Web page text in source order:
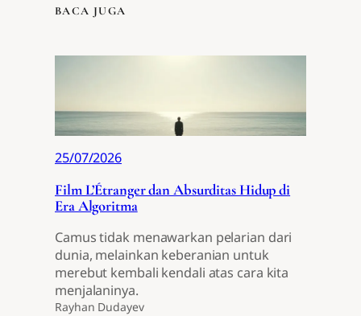
BACA JUGA
25/07/2026
Film L’Étranger dan Absurditas Hidup di
Era Algoritma
Camus tidak menawarkan pelarian dari
dunia, melainkan keberanian untuk
merebut kembali kendali atas cara kita
menjalaninya.
Rayhan Dudayev